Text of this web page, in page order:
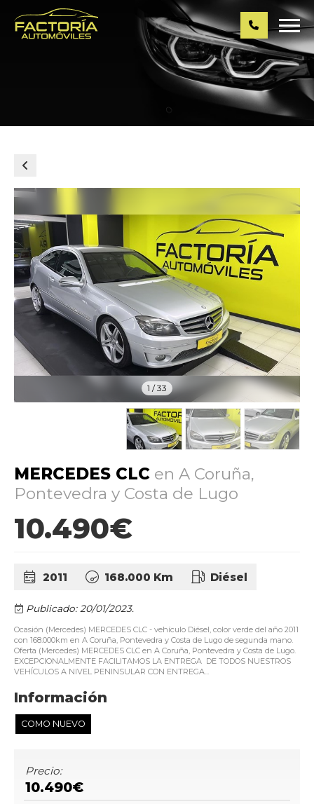
1 /33
MERCEDES CLC en A Coruña,
Pontevedra y Costa de Lugo
10.490€
2011 168.000 Km Diésel
Publicado: 20/01/2023.
Ocasión (Mercedes) MERCEDES CLC - vehículo Diésel, color verde del año 2011
con 168.000km en A Coruña, Pontevedra y Costa de Lugo de segunda mano.
Oferta (Mercedes) MERCEDES CLC en A Coruña, Pontevedra y Costa de Lugo.
EXCEPCIONALMENTE FACILITAMOS LA ENTREGA DE TODOS NUESTROS
VEHÍCULOS A NIVEL PENINSULAR CON ENTREGA...
Información
COMO NUEVO
Precio:
10.490€